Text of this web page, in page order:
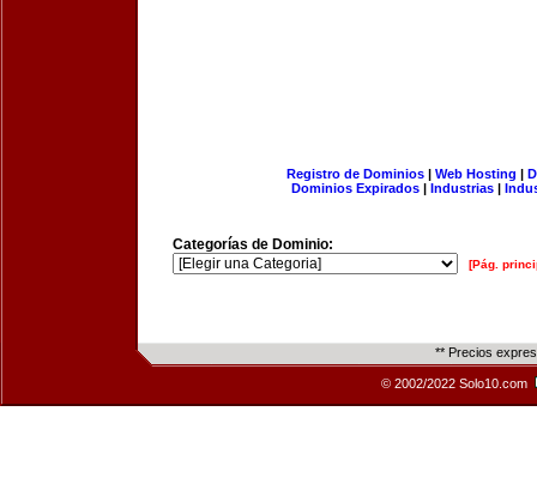
Registro de Dominios| Web Hosting |
Dominios Expirados | Industrias |
Categorías de Dominio:
[Pág.
** Precios
© 2002/2022 Solo10.com